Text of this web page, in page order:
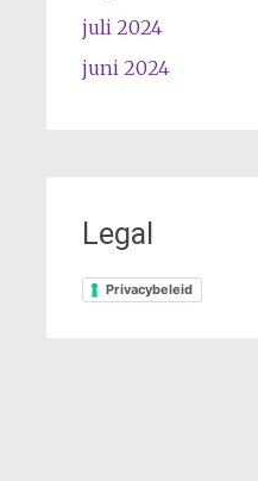
juli 2024
juni 2024
Legal
Privacybeleid